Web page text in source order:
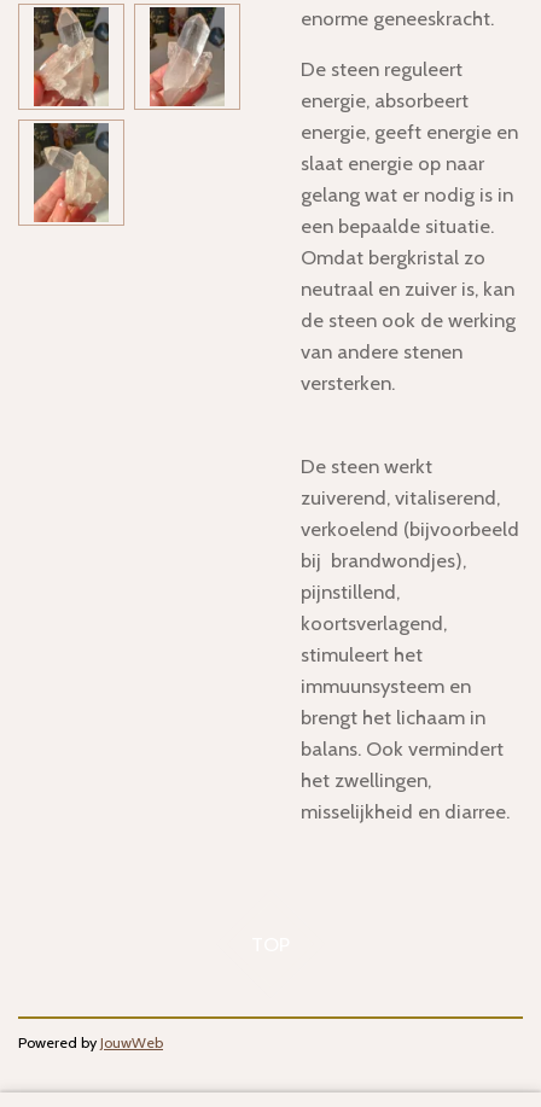
enorme geneeskracht.
De steen reguleert
energie, absorbeert
energie, geeft energie en
slaat energie op naar
gelang wat er nodig is in
een bepaalde situatie.
Omdat bergkristal zo
neutraal en zuiver is, kan
de steen ook de werking
van andere stenen
versterken.
De steen werkt
zuiverend, vitaliserend,
verkoelend (bijvoorbeeld
bij brandwondjes),
pijnstillend,
koortsverlagend,
stimuleert het
immuunsysteem en
brengt het lichaam in
balans. Ook vermindert
het zwellingen,
misselijkheid en diarree.
Powered by JouwWeb